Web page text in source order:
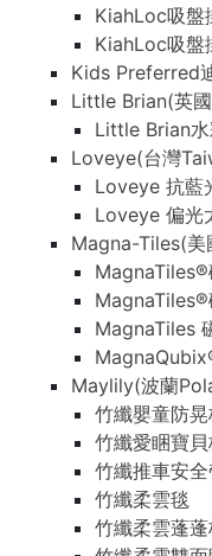
KiahLoc吸
KiahLoc吸盤
Kids Preferred
Little Brian(英
Little Brian水
Loveye(台灣
Loveye 抗藍
Loveye 偏光
Magna-Tiles(美
MagnaTiles®
MagnaTiles®
MagnaTiles
Maylily(波蘭
竹纖嬰童防
竹纖愛睏寶
竹纖推車安
竹纖柔雲毯
竹纖柔雲蓬